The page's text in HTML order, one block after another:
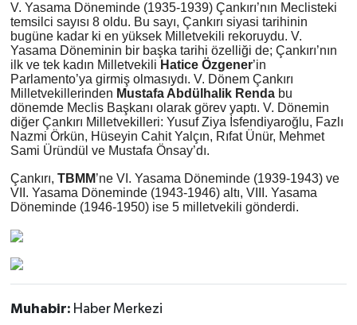
V. Yasama Döneminde (1935-1939) Çankırı’nın Meclisteki
temsilci sayısı 8 oldu. Bu sayı, Çankırı siyasi tarihinin
bugüne kadar ki en yüksek Milletvekili rekoruydu. V.
Yasama Döneminin bir başka tarihi özelliği de; Çankırı’nın
ilk ve tek kadın Milletvekili Hatice Özgener’in
Parlamento’ya girmiş olmasıydı. V. Dönem Çankırı
Milletvekillerinden Mustafa Abdülhalik Renda bu
dönemde Meclis Başkanı olarak görev yaptı. V. Dönemin
diğer Çankırı Milletvekilleri: Yusuf Ziya İsfendiyaroğlu, Fazlı
Nazmi Örkün, Hüseyin Cahit Yalçın, Rıfat Ünür, Mehmet
Sami Üründül ve Mustafa Önsay’dı.
Çankırı, TBMM’ne VI. Yasama Döneminde (1939-1943) ve
VII. Yasama Döneminde (1943-1946) altı, VIII. Yasama
Döneminde (1946-1950) ise 5 milletvekili gönderdi.
Muhabir: Haber Merkezi